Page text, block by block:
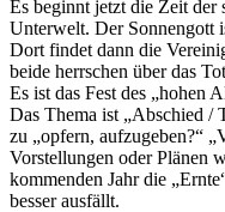
Es beginnt jetzt die Zeit
Unterwelt. Der Sonnengott
Dort findet dann die
beide herrschen über das
Es ist das Fest des „hohen
Das Thema ist „Abschied /
zu „opfern, aufzugeben?“
Vorstellungen oder Plänen
kommenden Jahr die
besser ausfällt.